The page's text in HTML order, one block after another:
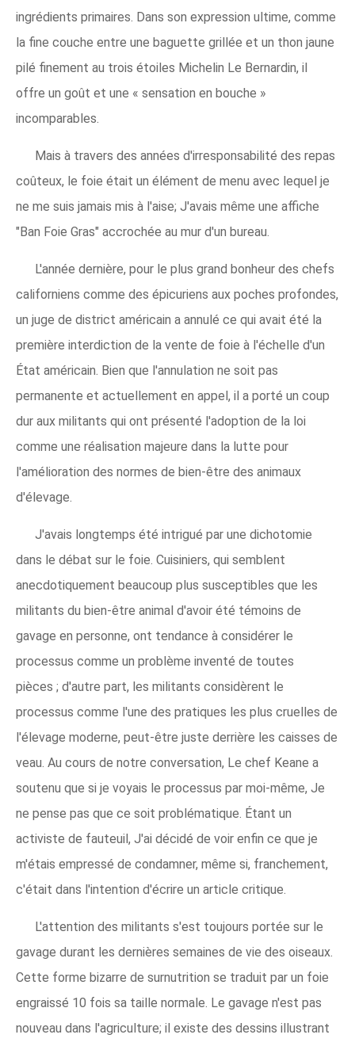
ingrédients primaires. Dans son expression ultime, comme
la fine couche entre une baguette grillée et un thon jaune
pilé finement au trois étoiles Michelin Le Bernardin, il
offre un goût et une « sensation en bouche »
incomparables.
Mais à travers des années d'irresponsabilité des repas
coûteux, le foie était un élément de menu avec lequel je
ne me suis jamais mis à l'aise; J'avais même une affiche
"Ban Foie Gras" accrochée au mur d'un bureau.
L'année dernière, pour le plus grand bonheur des chefs
californiens comme des épicuriens aux poches profondes,
un juge de district américain a annulé ce qui avait été la
première interdiction de la vente de foie à l'échelle d'un
État américain. Bien que l'annulation ne soit pas
permanente et actuellement en appel, il a porté un coup
dur aux militants qui ont présenté l'adoption de la loi
comme une réalisation majeure dans la lutte pour
l'amélioration des normes de bien-être des animaux
d'élevage.
J'avais longtemps été intrigué par une dichotomie
dans le débat sur le foie. Cuisiniers, qui semblent
anecdotiquement beaucoup plus susceptibles que les
militants du bien-être animal d'avoir été témoins de
gavage en personne, ont tendance à considérer le
processus comme un problème inventé de toutes
pièces ; d'autre part, les militants considèrent le
processus comme l'une des pratiques les plus cruelles de
l'élevage moderne, peut-être juste derrière les caisses de
veau. Au cours de notre conversation, Le chef Keane a
soutenu que si je voyais le processus par moi-même, Je
ne pense pas que ce soit problématique. Étant un
activiste de fauteuil, J'ai décidé de voir enfin ce que je
m'étais empressé de condamner, même si, franchement,
c'était dans l'intention d'écrire un article critique.
L'attention des militants s'est toujours portée sur le
gavage durant les dernières semaines de vie des oiseaux.
Cette forme bizarre de surnutrition se traduit par un foie
engraissé 10 fois sa taille normale. Le gavage n'est pas
nouveau dans l'agriculture; il existe des dessins illustrant